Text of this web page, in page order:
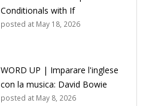
Conditionals with If
posted at May 18, 2026
WORD UP | Imparare l'inglese
con la musica: David Bowie
posted at May 8, 2026